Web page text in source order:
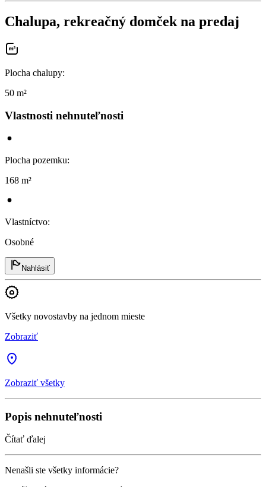
Chalupa, rekreačný domček na predaj
Plocha chalupy:
50 m²
Vlastnosti nehnuteľnosti
Plocha pozemku:
168 m²
Vlastníctvo:
Osobné
Nahlásiť
Všetky novostavby na jednom mieste
Zobraziť
Zobraziť všetky
Popis nehnuteľnosti
Čítať ďalej
Nenašli ste všetky informácie?